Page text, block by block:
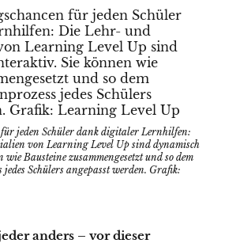
jeden Schüler dank digitaler Lernhilfen:
von Learning Level Up sind dynamisch
Bausteine zusammengesetzt und so dem
Schülers angepasst werden. Grafik:
anders – vor dieser